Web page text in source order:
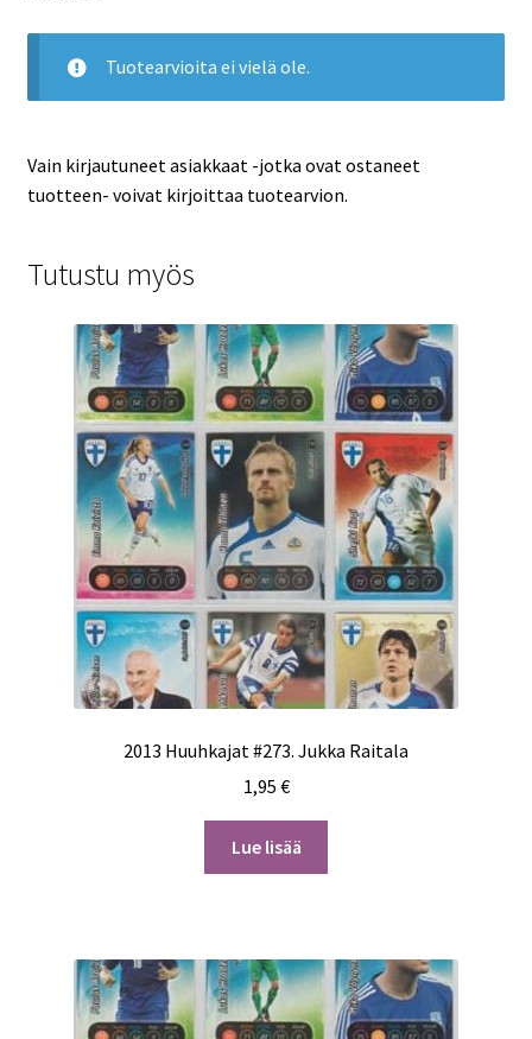
Tuotearvioita ei vielä ole.
Vain kirjautuneet asiakkaat -jotka ovat ostaneet
tuotteen- voivat kirjoittaa tuotearvion.
Tutustu myös
2013 Huuhkajat #273. Jukka Raitala
1,95 €
Lue lisää